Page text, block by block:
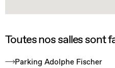
Toutes nos salles sont
Parking Adolphe Fischer